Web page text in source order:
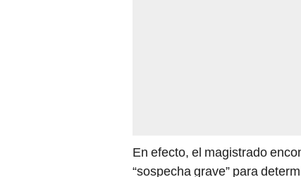
En efecto, el magistrado
“sospecha grave” para